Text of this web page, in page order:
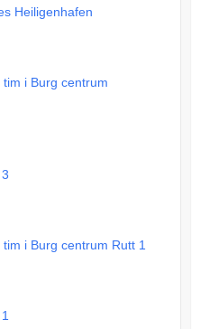
Heiligenhafen
i Burg centrum
i Burg centrum Rutt 1